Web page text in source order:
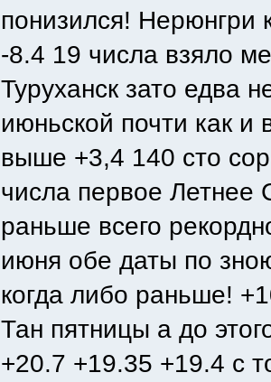
понизился! Нерюнгри
-8.4 19 числа взяло
Туруханск зато едва
июньской почти как
выше +3,4 140 сто
числа первое Летнее
раньше всего
июня обе даты по
когда либо раньше!
Тан пятницы а до
+20.7 +19.35 +19.4 с